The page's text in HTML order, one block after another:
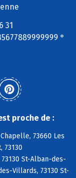
31
°
proche de :
73660 Les
73130
St-Alban-des-
Villards, 73130 St-